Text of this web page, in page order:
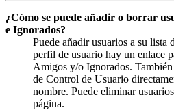
¿Cómo se puede añadir o borrar
e Ignorados?
Puede añadir usuarios a su lista
perfil de usuario hay un enlace
Amigos y/o Ignorados.
de Control de Usuario
nombre. Puede eliminar
página.